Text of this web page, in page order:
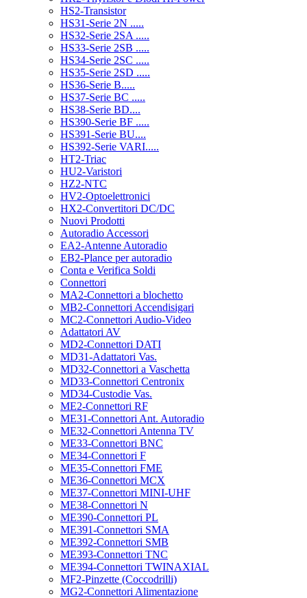
HS2-Transistor
HS31-Serie 2N .....
HS32-Serie 2SA .....
HS33-Serie 2SB .....
HS34-Serie 2SC .....
HS35-Serie 2SD .....
HS36-Serie B.....
HS37-Serie BC .....
HS38-Serie BD....
HS390-Serie BF .....
HS391-Serie BU....
HS392-Serie VARI.....
HT2-Triac
HU2-Varistori
HZ2-NTC
HV2-Optoelettronici
HX2-Convertitori DC/DC
Nuovi Prodotti
Autoradio Accessori
EA2-Antenne Autoradio
EB2-Plance per autoradio
Conta e Verifica Soldi
Connettori
MA2-Connettori a blochetto
MB2-Connettori Accendisigari
MC2-Connettori Audio-Video
Adattatori AV
MD2-Connettori DATI
MD31-Adattatori Vas.
MD32-Connettori a Vaschetta
MD33-Connettori Centronix
MD34-Custodie Vas.
ME2-Connettori RF
ME31-Connettori Ant. Autoradio
ME32-Connettori Antenna TV
ME33-Connettori BNC
ME34-Connettori F
ME35-Connettori FME
ME36-Connettori MCX
ME37-Connettori MINI-UHF
ME38-Connettori N
ME390-Connettori PL
ME391-Connettori SMA
ME392-Connettori SMB
ME393-Connettori TNC
ME394-Connettori TWINAXIAL
MF2-Pinzette (Coccodrilli)
MG2-Connettori Alimentazione